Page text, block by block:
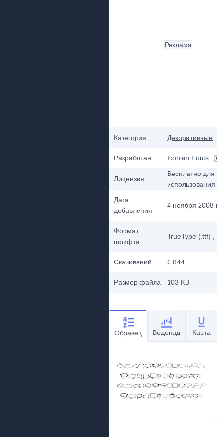
Категория Декоративные
Разработан Iconian Fonts
Лицензия
Бесплатно для
использования
Дата
добавления
4 ноября 2008
Формат
шрифта
TrueType (.ttf)
Скачиваний 6,844
Размер файла 103 KB
Реклама
Образец Водопад Карта